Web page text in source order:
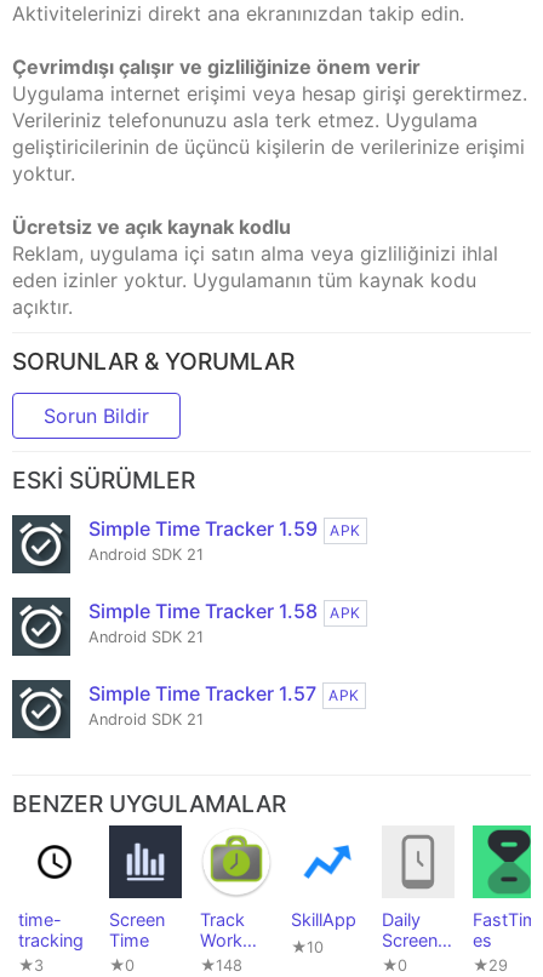
Aktivitelerinizi direkt ana ekranınızdan takip edin.
Çevrimdışı çalışır ve gizliliğinize önem verir
Uygulama internet erişimi veya hesap girişi gerektirmez.
Verileriniz telefonunuzu asla terk etmez. Uygulama
geliştiricilerinin de üçüncü kişilerin de verilerinize erişimi
yoktur.
Ücretsiz ve açık kaynak kodlu
Reklam, uygulama içi satın alma veya gizliliğinizi ihlal
eden izinler yoktur. Uygulamanın tüm kaynak kodu
açıktır.
SORUNLAR & YORUMLAR
Sorun Bildir
ESKI SÜRÜMLER
Simple Time Tracker 1.59
APK
Android SDK 21
Simple Time Tracker 1.58
APK
Android SDK 21
Simple Time Tracker 1.57
APK
Android SDK 21
BENZER UYGULAMALAR
time-
tracking
★3
Screen
Time
★0
Track
Work
Time
★148
SkillApp
★10
Daily
Screen
Time
★0
FastTim
es
★29